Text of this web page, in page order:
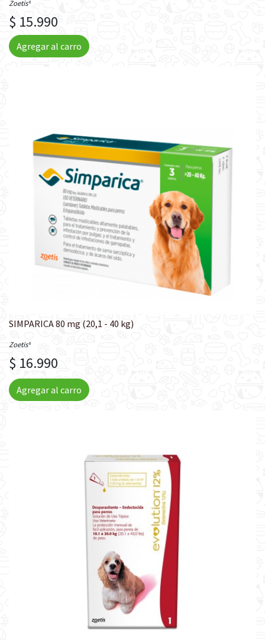
Zoetis®
$ 15.990
Agregar al carro
SIMPARICA 80 mg (20,1 - 40 kg)
Zoetis®
$ 16.990
Agregar al carro